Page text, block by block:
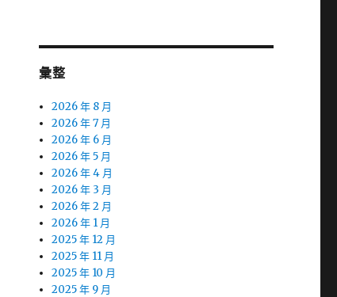
彙整
2026 年 8 月
2026 年 7 月
2026 年 6 月
2026 年 5 月
2026 年 4 月
2026 年 3 月
2026 年 2 月
2026 年 1 月
2025 年 12 月
2025 年 11 月
2025 年 10 月
2025 年 9 月